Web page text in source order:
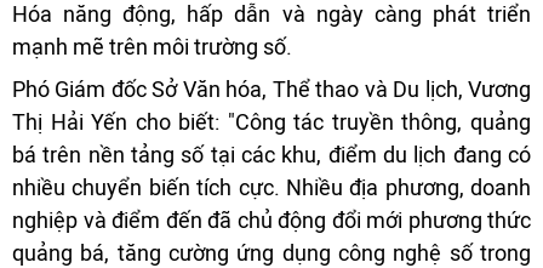
Hóa năng động, hấp dẫn và ngày càng phát triển
mạnh mẽ trên môi trường số.
Phó Giám đốc Sở Văn hóa, Thể thao và Du lịch, Vương
Thị Hải Yến cho biết: "Công tác truyền thông, quảng
bá trên nền tảng số tại các khu, điểm du lịch đang có
nhiều chuyển biến tích cực. Nhiều địa phương, doanh
nghiệp và điểm đến đã chủ động đổi mới phương thức
quảng bá, tăng cường ứng dụng công nghệ số trong